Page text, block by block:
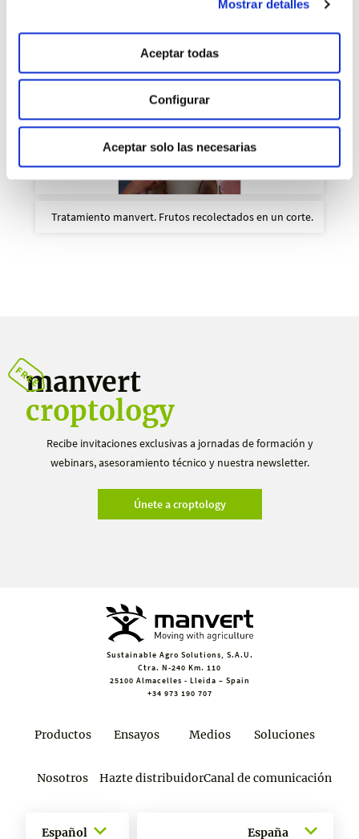
Mostrar detalles
Aceptar todas
Configurar
Aceptar solo las necesarias
Tratamiento manvert. Frutos recolectados en un corte.
manvert
croptology
Recibe invitaciones exclusivas a jornadas de formación y
webinars, asesoramiento técnico y nuestra newsletter.
Únete a croptology
Sustainable Agro Solutions, S.A.U.
Ctra. N-240 Km. 110
25100 Almacelles - Lleida – Spain
+34 973 190 707
Productos Ensayos Medios Soluciones
Nosotros Hazte distribuidorCanal de comunicación
Español España